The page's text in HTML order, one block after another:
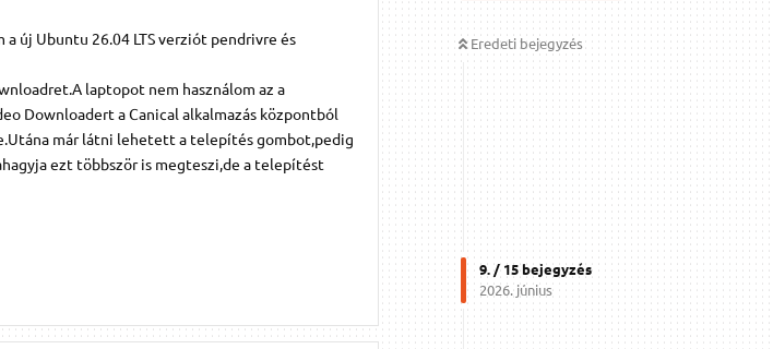
Eredeti bejegyzés
9. /15bejegyzés
2026. június
új Ubuntu 26.04 LTS verziót pendrivre és
laptopot nem használom az a
Downloadert a Canical alkalmazás központból
már látni lehetett a telepítés gombot,pedig
ezt többször is megteszi,de a telepítést